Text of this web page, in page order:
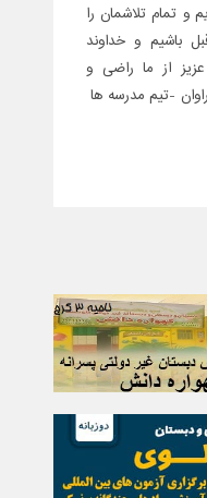
و تمام تلاشمان را
باشیم و خداوند
از ما راضی و
-تیم مدرسه ها